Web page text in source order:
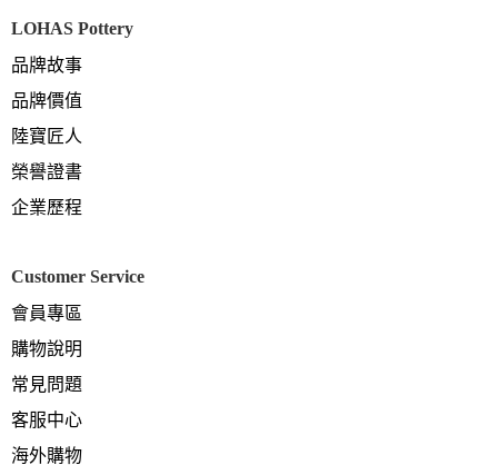
LOHAS Pottery
品牌故事
品牌價值
陸寶匠人
榮譽證書
企業歷程
Customer Service
會員專區
購物說明
常見問題
客服中心
海外購物